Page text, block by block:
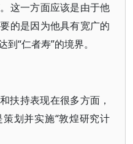
这一方面应该是由于他
的是因为他具有宽广的
“仁者寿”的境界。
扶持表现在很多方面，
划并实施“敦煌研究计